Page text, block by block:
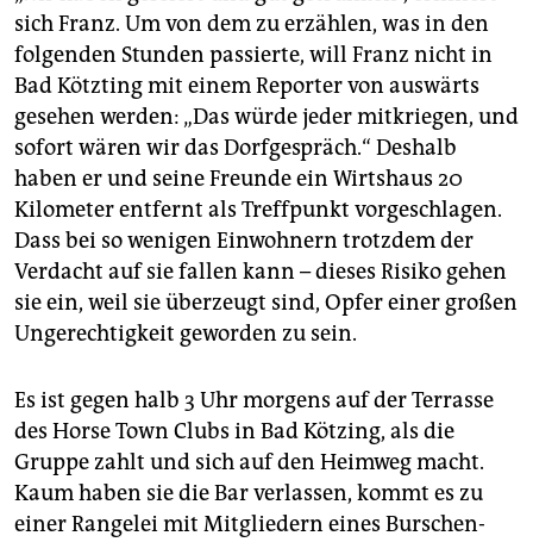
sich Franz. Um von dem zu erzählen, was in den
folgenden Stunden passierte, will Franz nicht in
Bad Kötzting mit einem Reporter von auswärts
gesehen werden: „Das würde jeder mitkriegen, und
sofort wären wir das Dorfgespräch.“ Deshalb
haben er und seine Freunde ein Wirtshaus 20
Kilometer entfernt als Treffpunkt vorgeschlagen.
Dass bei so wenigen Einwohnern trotzdem der
Verdacht auf sie fallen kann – dieses Risiko gehen
sie ein, weil sie überzeugt sind, Opfer einer großen
Ungerechtigkeit geworden zu sein.
Es ist gegen halb 3 Uhr morgens auf der Terrasse
des Horse Town Clubs in Bad Kötzing, als die
Gruppe zahlt und sich auf den Heimweg macht.
Kaum haben sie die Bar verlassen, kommt es zu
einer Rangelei mit Mitgliedern eines Burschen-